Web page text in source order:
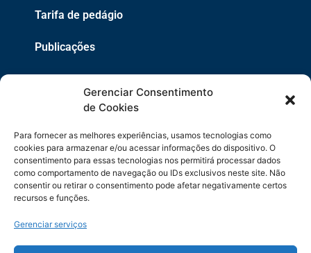
Gerenciar Consentimento
de Cookies
Para fornecer as melhores experiências, usamos tecnologias como
cookies para armazenar e/ou acessar informações do dispositivo. O
consentimento para essas tecnologias nos permitirá processar dados
como comportamento de navegação ou IDs exclusivos neste site. Não
consentir ou retirar o consentimento pode afetar negativamente certos
recursos e funções.
Gerenciar serviços
Tarifa de pedágio
Publicações
EPR
Copyright 2021 © 2026 Grupo EPR - Todos Os Direitos
Código de Defesa do Consumidor
Política de Cookies